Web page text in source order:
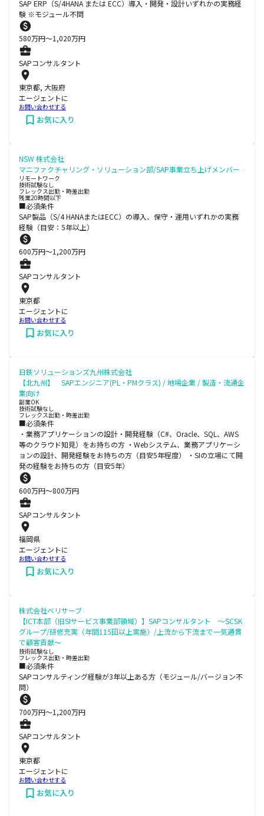
SAP ERP（S/4HANA または ECC）導入・開発・設計いずれかの実務経
験 ※モジュール不問
580万円〜1,020万円
SAPコンサルタント
東京都, 大阪府
エージェントに
お問い合わせする
お気に入り
NSW 株式会社
マニファクチャリング・ソリューション部/SAP事業立ち上げメンバー
リモートワーク
技術試験なし
フレックス出勤・時差出勤
残業20時間以下
■必須条件
SAP製品（S/4 HANAまたはECC）の導入、保守・運用いずれかの実務
経験（目安：5年以上）
600万円〜1,200万円
SAPコンサルタント
東京都
エージェントに
お問い合わせする
お気に入り
日鉄ソリューションズ九州株式会社
【北九州】 SAPエンジニア(PL・PMクラス) / 地場企業 / 製造・流通企
業向け
副業OK
技術試験なし
フレックス出勤・時差出勤
■必須条件
・業務アプリケーションの設計・開発経験（C#、Oracle、SQL、AWS
等のクラウド知見）をお持ちの方 ・Webシステム、業務アプリケーシ
ョンの設計、開発経験をお持ちの方（目安5年程度） ・SIの立場にて開
発の経験をお持ちの方（目安5年）
600万円〜800万円
SAPコンサルタント
福岡県
エージェントに
お問い合わせする
お気に入り
株式会社ベリサーブ
【ICT本部（旧SIサービス事業部領域）】SAPコンサルタント ～SCSK
グループ/研修充実（年間115回以上実施）/上流から下流まで一気通貫
で顧客貢献～
技術試験なし
フレックス出勤・時差出勤
■必須条件
SAPコンサルティング経験が3年以上ある方（モジュール/バージョン不
問）
700万円〜1,200万円
SAPコンサルタント
東京都
エージェントに
お問い合わせする
お気に入り